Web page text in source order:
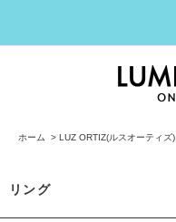
ホーム > LUZ ORTIZ(ルスオーティズ)
リング